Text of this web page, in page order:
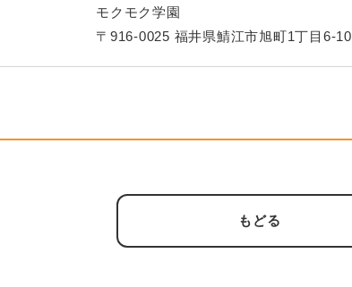
モクモク学園
〒916-0025 福井県鯖江市旭町1丁目6-10
もどる